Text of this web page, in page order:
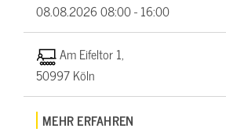
08.08.202608:00 - 16:00
Am Eifeltor 1,
50997 Köln
MEHR ERFAHREN